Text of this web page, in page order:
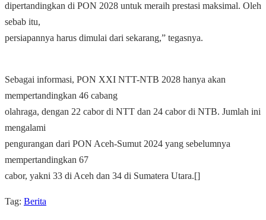
dipertandingkan di PON 2028 untuk meraih prestasi maksimal. Oleh
sebab itu,
persiapannya harus dimulai dari sekarang,” tegasnya.
Sebagai informasi, PON XXI NTT-NTB 2028 hanya akan
mempertandingkan 46 cabang
olahraga, dengan 22 cabor di NTT dan 24 cabor di NTB. Jumlah ini
mengalami
pengurangan dari PON Aceh-Sumut 2024 yang sebelumnya
mempertandingkan 67
cabor, yakni 33 di Aceh dan 34 di Sumatera Utara.[]
Tag: Berita